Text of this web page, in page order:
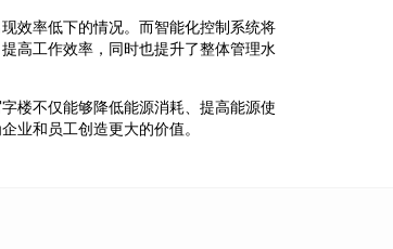
效率低下的情况。而智能化控制系统将
高工作效率，同时也提升了整体管理水
楼不仅能够降低能源消耗、提高能源使
业和员工创造更大的价值。